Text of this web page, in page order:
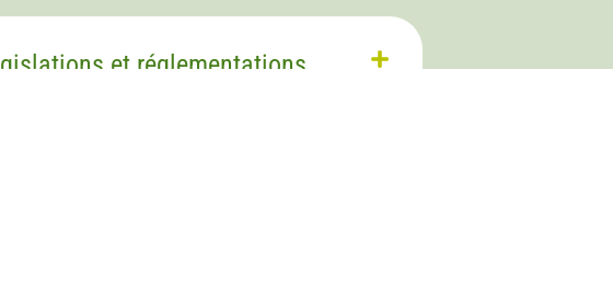
et réglementations